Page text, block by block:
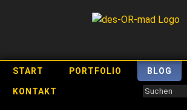
START PORTFOLIO BLOG
KONTAKT